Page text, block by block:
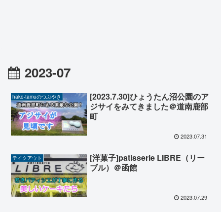
2023-07
hako-tamuのつぶやき
[2023.7.30]ひょうたん沼公園のア
ジサイをみてきました＠道南鹿部
町
2023.07.31
テイクアウト
[洋菓子]patisserie LIBRE（リー
ブル）＠函館
2023.07.29